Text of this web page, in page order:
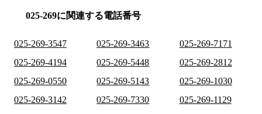
025-269に関連する電話番号
025-269-3547 025-269-3463
025-269-7171
025-269-4194
025-269-5448
025-269-2812
025-269-0550
025-269-5143
025-269-1030
025-269-3142
025-269-7330
025-269-1129